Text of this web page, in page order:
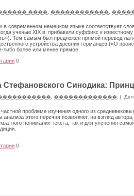
���� ������������
в современном немецком языке соответствует
ученые XIX в. прибавили суффикс к
Тем самым был предложен прямой перевод
устрой­ства древних германцев («О
либо более или менее прямое
0
Стефановского Синодика:
������������� |
проблеме изучения одного из
этого перечня позволяют, на взгляд
понимания текста, так и для уяснения
0